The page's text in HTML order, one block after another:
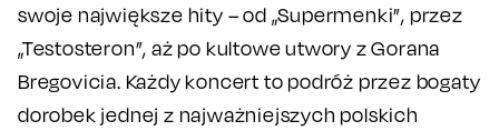
swoje największe hity – od „Supermenki”, przez
„Testosteron”, aż po kultowe utwory z Gorana
Bregovicia. Każdy koncert to podróż przez bogaty
dorobek jednej z najważniejszych polskich